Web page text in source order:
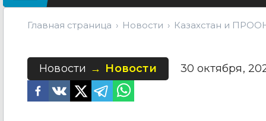
Главная страница Новости Казахстан и
Новости Новости 30 октября,